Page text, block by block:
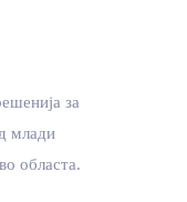
за
млади
областа.